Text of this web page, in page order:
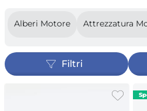
Alberi Motore Attrezzatura
Filtri